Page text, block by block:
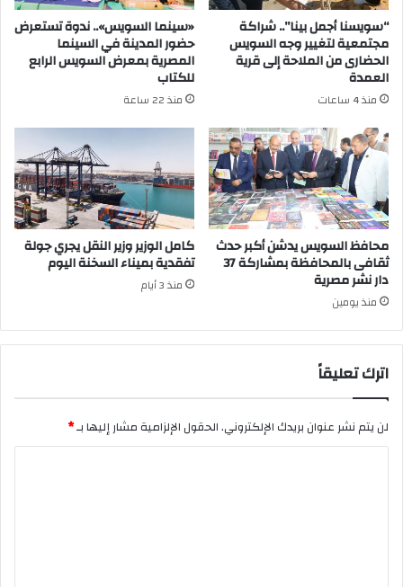
“سويسنا أجمل بينا”.. شراكة
مجتمعية لتغيير وجه السويس
الحضارى من الملاحة إلى قرية
العمدة
منذ 4 ساعات
«سينما السويس».. ندوة تستعرض
حضور المدينة في السينما
المصرية بمعرض السويس الرابع
للكتاب
منذ 22 ساعة
محافظ السويس يدشن أكبر حدث
ثقافى بالمحافظة بمشاركة 37
دار نشر مصرية
منذ يومين
كامل الوزير وزير النقل يجري جولة
تفقدية بميناء السخنة اليوم
منذ 3 أيام
اترك تعليقاً
لن يتم نشر عنوان بريدك الإلكتروني.الحقول الإلزامية مشار إليها بـ*